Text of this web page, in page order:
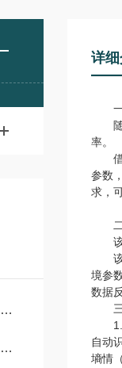
详
一
随
率。
借
参数
求，
二
该
该
境参
数据
三
1.农
自动
墒情